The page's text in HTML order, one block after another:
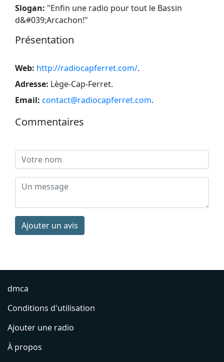
Slogan: "Enfin une radio pour tout le Bassin
d&#039;Arcachon!"
Présentation
Web: http://radiocapferret.com/.
Adresse: Lège-Cap-Ferret.
Email: contact@radiocapferret.com.
Commentaires
Ajouter un avis
dmca
Conditions d'utilisation
Ajouter une radio
À propos